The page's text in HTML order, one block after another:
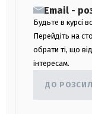
Email -
Будьте в курсі
Перейдіть на
обрати ті, що
інтересам.
ДО